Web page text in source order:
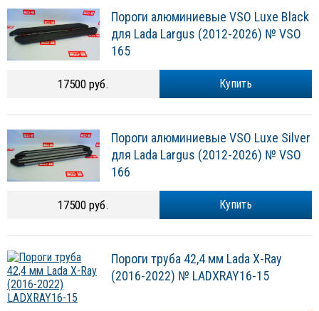
Пороги алюминиевые VSO Luxe Black
для Lada Largus (2012-2026) № VSO
165
Купить
17500 руб.
Пороги алюминиевые VSO Luxe Silver
для Lada Largus (2012-2026) № VSO
166
Купить
17500 руб.
Пороги труба 42,4 мм Lada X-Ray
(2016-2022) № LADXRAY16-15